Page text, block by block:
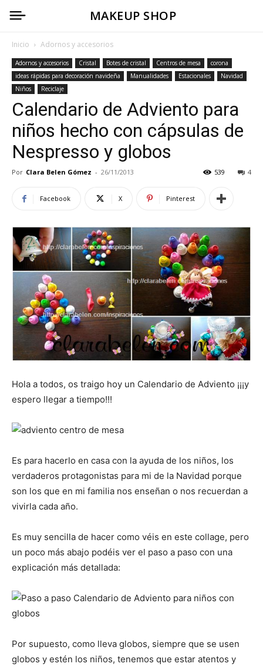
MAKEUP SHOP
Inicio Adornos y accesorios
Adornos y accesorios Cristal Botes de cristal Centros de mesa
corona
ideas rápidas para decoración navideña
Manualidades Estacionales
Navidad
Niños
Reciclaje
Calendario de Adviento para
niños hecho con cápsulas de
Nespresso y globos
Por Clara Belen Gómez - 26/11/2013 4
539
Facebook X Pinterest
Hola a todos, os traigo hoy un Calendario de Adviento ¡¡¡y
espero llegar a tiempo!!!
Es para hacerlo en casa con la ayuda de los niños, los
verdaderos protagonistas para mi de la Navidad porque
son los que en mi familia nos enseñan o nos recuerdan a
vivirla cada año.
Es muy sencilla de hacer como véis en este collage, pero
un poco más abajo podéis ver el paso a paso con una
explicación más detallada:
Por supuesto, como lleva globos, siempre que se usen
globos y estén los niños, tenemos que estar atentos y